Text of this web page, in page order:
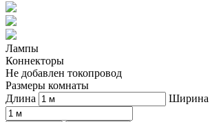
Лампы
Коннекторы
Не добавлен токопровод
Размеры комнаты
Длина
Ширина